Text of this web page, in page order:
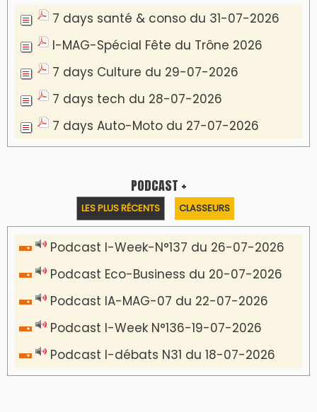
7 days santé & conso du 31-07-2026
I-MAG-Spécial Fête du Trône 2026
7 days Culture du 29-07-2026
7 days tech du 28-07-2026
7 days Auto-Moto du 27-07-2026
PODCAST +
LES PLUS RÉCENTS CLASSEURS
Podcast I-Week-N°137 du 26-07-2026
Podcast Eco-Business du 20-07-2026
Podcast IA-MAG-07 du 22-07-2026
Podcast I-Week N°136-19-07-2026
Podcast I-débats N31 du 18-07-2026